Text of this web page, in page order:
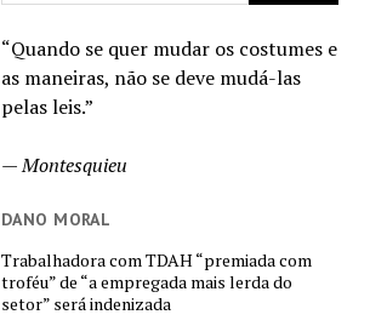
“Quando se quer mudar os costumes e
as maneiras, não se deve mudá-las
pelas leis.”
—Montesquieu
DANO MORAL
Trabalhadora com TDAH “premiada com
troféu” de “a empregada mais lerda do
setor” será indenizada